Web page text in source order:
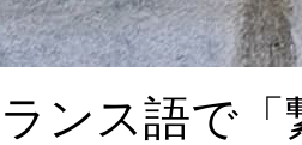
ランス語で